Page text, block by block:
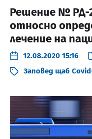
Решение № РД-
относно
лечение на
12.08.2020 15:16
Заповед щаб